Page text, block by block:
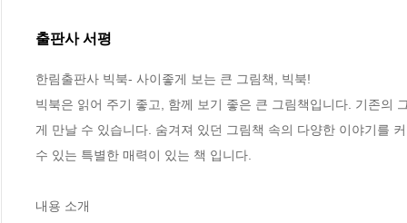
출판사 서평
한림출판사 빅북- 사이좋게 보는 큰 그림책, 빅북!
빅북은 읽어 주기 좋고, 함께 보기 좋은 큰 그림책입니다. 기존의
게 만날 수 있습니다. 숨겨져 있던 그림책 속의 다양한 이야기를
수 있는 특별한 매력이 있는 책 입니다.
내용 소개